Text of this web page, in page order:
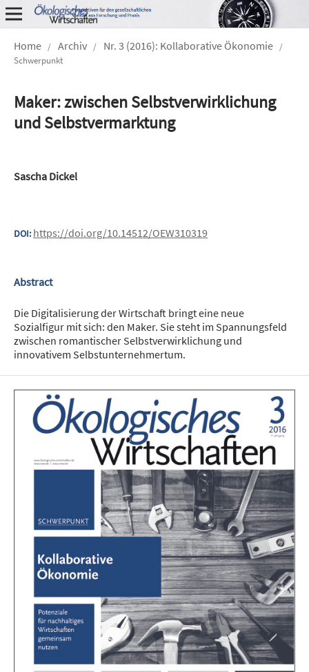
Home / Archiv / Nr. 3 (2016): Kollaborative Ökonomie /
Schwerpunkt
Maker: zwischen Selbstverwirklichung
und Selbstvermarktung
Sascha Dickel
DOI: https://doi.org/10.14512/OEW310319
Abstract
Die Digitalisierung der Wirtschaft bringt eine neue
Sozialfigur mit sich: den Maker. Sie steht im Spannungsfeld
zwischen romantischer Selbstverwirklichung und
innovativem Selbstunternehmertum.